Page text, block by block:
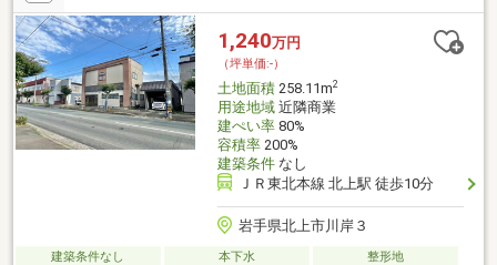
1,240万円
（坪単価:-）
土地面積258.11m2
用途地域近隣商業
建ぺい率80%
容積率200%
建築条件なし
ＪＲ東北本線 北上駅 徒歩10分
岩手県北上市川岸３
建築条件なし 本下水 整形地